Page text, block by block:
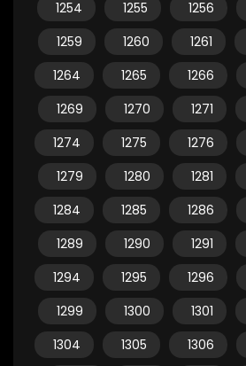
1254
1255 1256
1259
1260 1261
1264
1265 1266
1269
1270 1271
1274
1275 1276
1279
1280 1281
1284
1285 1286
1289
1290 1291
1294
1295 1296
1299
1300 1301
1304
1305 1306